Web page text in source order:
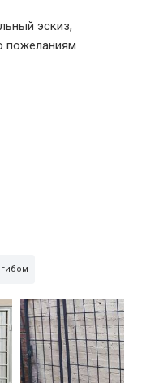
эскиз,
пожеланиям